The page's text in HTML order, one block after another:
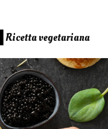
Ricetta vegetariana